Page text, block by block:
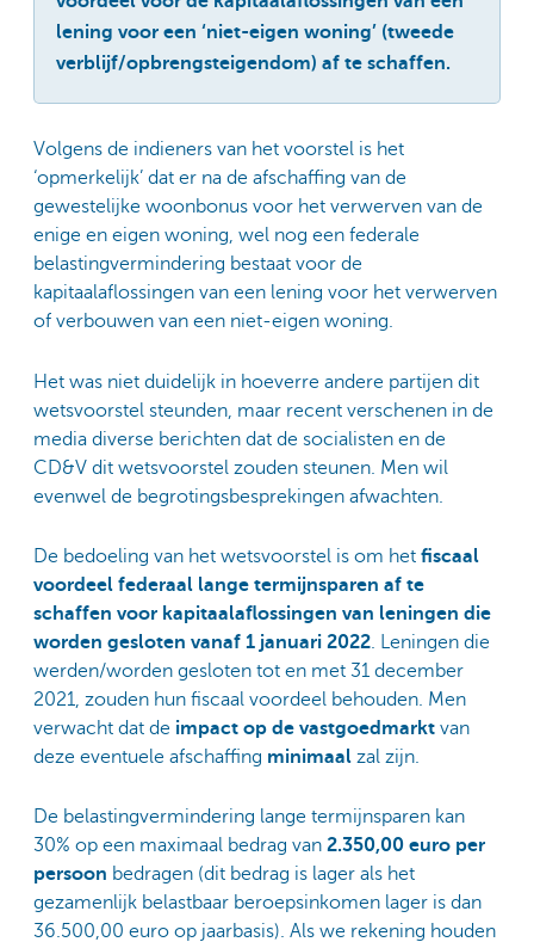
lening voor een ‘niet-eigen woning’ (tweede
verblijf/opbrengsteigendom) af te schaffen.
Volgens de indieners van het voorstel is het
‘opmerkelijk’ dat er na de afschaffing van de
gewestelijke woonbonus voor het verwerven van de
enige en eigen woning, wel nog een federale
belastingvermindering bestaat voor de
kapitaalaflossingen van een lening voor het verwerven
of verbouwen van een niet-eigen woning.
Het was niet duidelijk in hoeverre andere partijen dit
wetsvoorstel steunden, maar recent verschenen in de
media diverse berichten dat de socialisten en de
CD&V dit wetsvoorstel zouden steunen. Men wil
evenwel de begrotingsbesprekingen afwachten.
De bedoeling van het wetsvoorstel is om het fiscaal
voordeel federaal lange termijnsparen af te
schaffen voor kapitaalaflossingen van leningen die
worden gesloten vanaf 1 januari 2022. Leningen die
werden/worden gesloten tot en met 31 december
2021, zouden hun fiscaal voordeel behouden. Men
verwacht dat de impact op de vastgoedmarkt van
deze eventuele afschaffing minimaal zal zijn.
De belastingvermindering lange termijnsparen kan
30% op een maximaal bedrag van 2.350,00 euro per
persoon bedragen (dit bedrag is lager als het
gezamenlijk belastbaar beroepsinkomen lager is dan
36.500,00 euro op jaarbasis). Als we rekening houden